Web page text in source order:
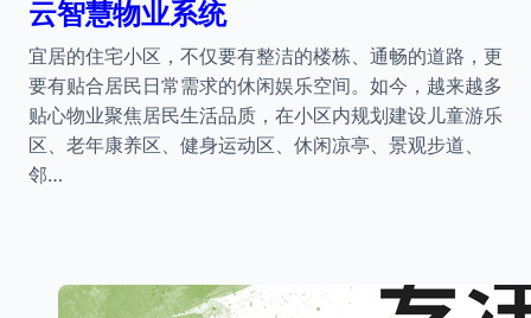
云智慧物业系统
宜居的住宅小区，不仅要有整洁的楼栋、通畅的道路，更
要有贴合居民日常需求的休闲娱乐空间。如今，越来越多
贴心物业聚焦居民生活品质，在小区内规划建设儿童游乐
区、老年康养区、健身运动区、休闲凉亭、景观步道、
邻…